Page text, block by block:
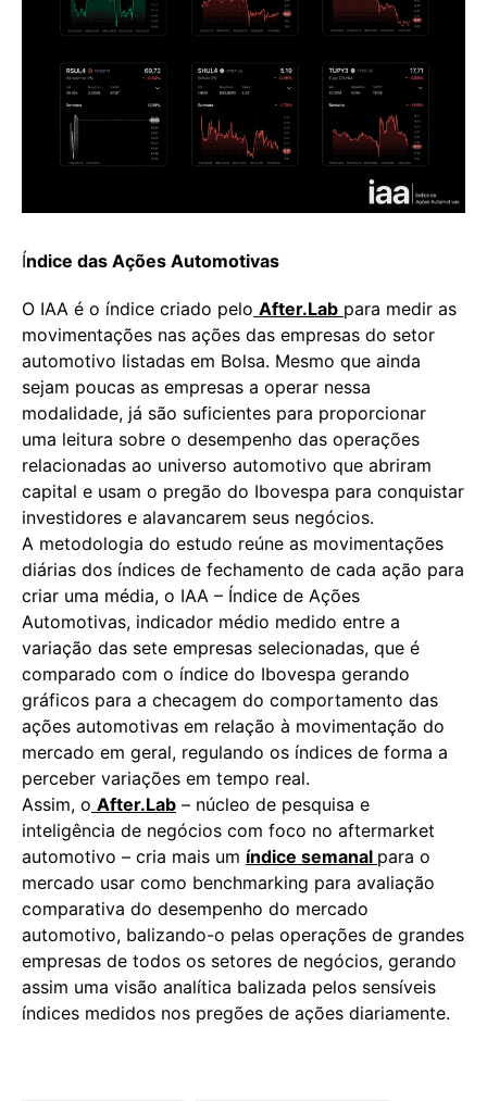
Índice das Ações Automotivas
O IAA é o índice criado pelo After.Lab para medir as
movimentações nas ações das empresas do setor
automotivo listadas em Bolsa. Mesmo que ainda
sejam poucas as empresas a operar nessa
modalidade, já são suficientes para proporcionar
uma leitura sobre o desempenho das operações
relacionadas ao universo automotivo que abriram
capital e usam o pregão do Ibovespa para conquistar
investidores e alavancarem seus negócios.
A metodologia do estudo reúne as movimentações
diárias dos índices de fechamento de cada ação para
criar uma média, o IAA – Índice de Ações
Automotivas, indicador médio medido entre a
variação das sete empresas selecionadas, que é
comparado com o índice do Ibovespa gerando
gráficos para a checagem do comportamento das
ações automotivas em relação à movimentação do
mercado em geral, regulando os índices de forma a
perceber variações em tempo real.
Assim, o After.Lab – núcleo de pesquisa e
inteligência de negócios com foco no aftermarket
automotivo – cria mais um índice semanal para o
mercado usar como benchmarking para avaliação
comparativa do desempenho do mercado
automotivo, balizando-o pelas operações de grandes
empresas de todos os setores de negócios, gerando
assim uma visão analítica balizada pelos sensíveis
índices medidos nos pregões de ações diariamente.